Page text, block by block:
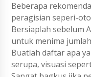
Beberapa
peragisian seperi-
Bersiaplah sebelum
untuk menima
Buatlah daftar apa
serupa, visuasi